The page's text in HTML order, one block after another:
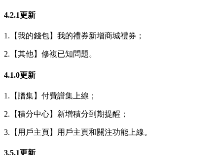
4.2.1更新
1.【我的錢包】我的禮券新增商城禮券；
2.【其他】修複已知問題。
4.1.0更新
1.【譜集】付費譜集上線；
2.【積分中心】新增積分到期提醒；
3.【用戶主頁】用戶主頁和關注功能上線。
3.5.1更新